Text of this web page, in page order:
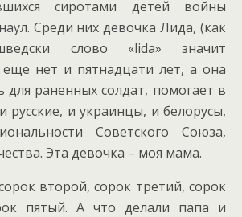
сиротами детей войны
Среди них девочка Лида, (как
слово «lida» значит
еще нет и пятнадцати лет, а она
для раненных солдат, помогает в
русские, и украинцы, и белорусы,
Советского Союза,
Эта девочка – моя мама.
второй, сорок третий, сорок
пятый. А что делали папа и